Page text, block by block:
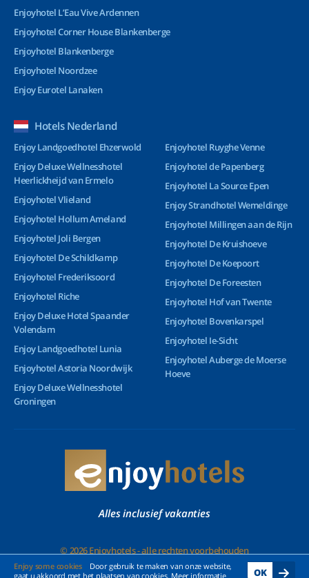
Enjoy some cookies
Door gebruik te maken van onze website,
gaat u akkoord met het plaatsen van cookies. Meer informatie
OK
Enjoyhotel L’Eau Vive Ardennen
Enjoyhotel Corner House Blankenberge
Enjoyhotel Blankenberge
Enjoyhotel Noordzee
Enjoy Eurotel Lanaken
Hotels Nederland
Enjoy Landgoedhotel Ehzerwold
Enjoy Deluxe Wellnesshotel
Heerlickheijd van Ermelo
Enjoyhotel Vlieland
Enjoyhotel Hollum Ameland
Enjoyhotel Joli Bergen
Enjoyhotel De Schildkamp
Enjoyhotel Frederiksoord
Enjoyhotel Riche
Enjoy Deluxe Hotel Spaander
Volendam
Enjoy Landgoedhotel Lunia
Enjoyhotel Astoria Noordwijk
Enjoy Deluxe Wellnesshotel
Groningen
Enjoyhotel Ruyghe Venne
Enjoyhotel de Papenberg
Enjoyhotel La Source Epen
Enjoy Strandhotel Wemeldinge
Enjoyhotel Millingen aan de Rijn
Enjoyhotel De Kruishoeve
Enjoyhotel De Koepoort
Enjoyhotel De Foreesten
Enjoyhotel Hof van Twente
Enjoyhotel Bovenkarspel
Enjoyhotel Ie-Sicht
Enjoyhotel Auberge de Moerse
Hoeve
Alles inclusief vakanties
© 2026 Enjoyhotels - alle rechten voorbehouden